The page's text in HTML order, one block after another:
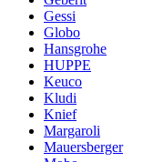
Gessi
Globo
Hansgrohe
HUPPE
Keuco
Kludi
Knief
Margaroli
Mauersberger